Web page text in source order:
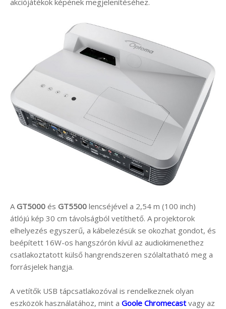
A GT5000 és GT5500 lencséjével a 2,54 m (100 inch)
átlójú kép 30 cm távolságból vetíthető. A projektorok
elhelyezés egyszerű, a kábelezésük se okozhat gondot, és
beépített 16W-os hangszórón kívül az audiokimenethez
csatlakoztatott külső hangrendszeren szólaltatható meg a
forrásjelek hangja.
A vetítők USB tápcsatlakozóval is rendelkeznek olyan
eszközök használatához, mint a Goole Chromecast vagy az